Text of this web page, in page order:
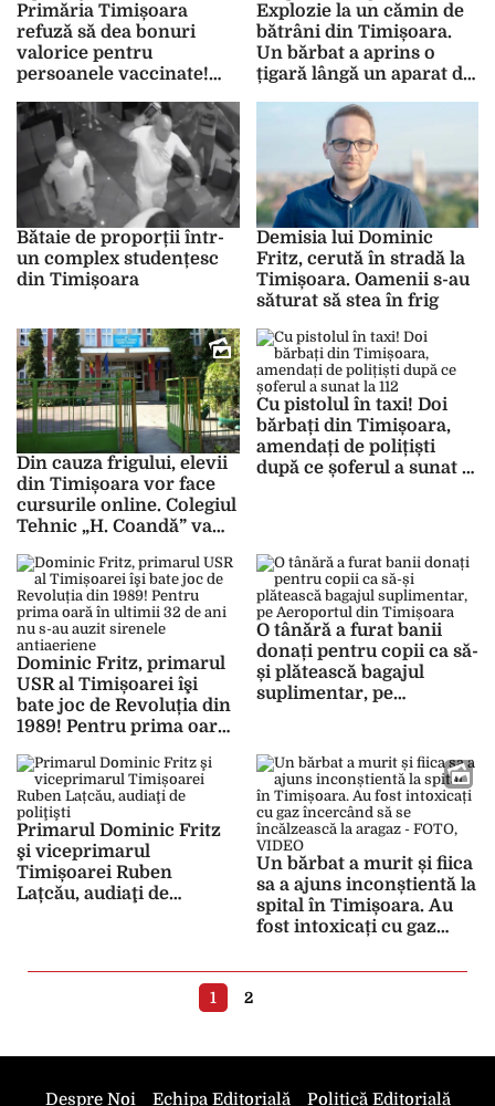
Primăria Timișoara
refuză să dea bonuri
valorice pentru
persoanele vaccinate!
an
Explozie la un cămin de
bătrâni din Timișoara.
Un bărbat a aprins o
țigară lângă un aparat de
Bătaie de proporții într-
un complex studențesc
din Timișoara
Demisia lui Dominic
Fritz, cerută în stradă la
Timișoara. Oamenii s-au
săturat să stea în frig
Din cauza frigului, elevii
din Timișoara vor face
cursurile online. Colegiul
Tehnic „H. Coandă” va
Cu pistolul în taxi! Doi
bărbați din Timișoara,
amendați de polițiști
după ce șoferul a sunat la
Dominic Fritz, primarul
USR al Timișoarei îşi
bate joc de Revoluția din
1989! Pentru prima oară
au auzit sirenele
antiaeriene
O tânără a furat banii
donați pentru copii ca să-
și plătească bagajul
suplimentar, pe
Primarul Dominic Fritz
şi viceprimarul
Timișoarei Ruben
Lațcău, audiaţi de
Un bărbat a murit și fiica
sa a ajuns inconștientă la
spital în Timișoara. Au
fost intoxicați cu gaz
încălzească la aragaz –
1 2
Despre Noi Echipa Editorială Politică Editorială